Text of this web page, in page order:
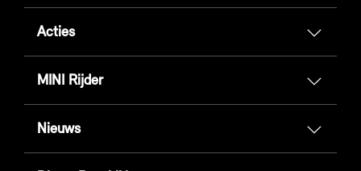
Acties
MINI Rijder
Nieuws